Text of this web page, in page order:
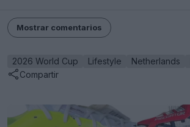
Mostrar comentarios
2026 World Cup Lifestyle Netherlands
Compartir